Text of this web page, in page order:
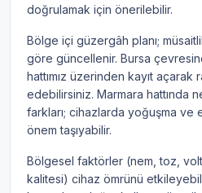
doğrulamak için önerilebilir.
Bölge içi güzergâh planı;
göre güncellenir. Bursa
hattımız üzerinden kayıt açarak
edebilirsiniz. Marmara hattında
farkları; cihazlarda yoğuşma ve
önem taşıyabilir.
Bölgesel faktörler (nem, toz,
kalitesi) cihaz ömrünü